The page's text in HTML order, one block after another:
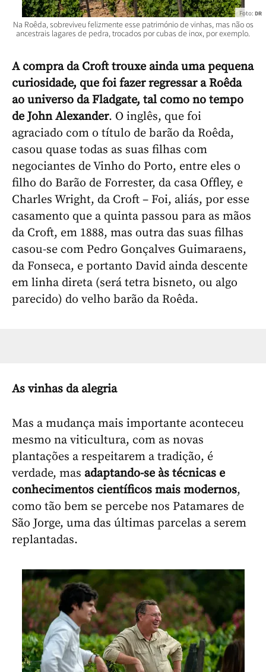
Na Roêda, sobreviveu felizmente esse património de vinhas, mas não os
ancestrais lagares de pedra, trocados por cubas de inox, por exemplo.
Foto: DR
A compra da Croft trouxe ainda uma pequena
curiosidade, que foi fazer regressar a Roêda
ao universo da Fladgate, tal como no tempo
de John Alexander. O inglês, que foi
agraciado com o título de barão da Roêda,
casou quase todas as suas filhas com
negociantes de Vinho do Porto, entre eles o
filho do Barão de Forrester, da casa Offley, e
Charles Wright, da Croft – Foi, aliás, por esse
casamento que a quinta passou para as mãos
da Croft, em 1888, mas outra das suas filhas
casou-se com Pedro Gonçalves Guimaraens,
da Fonseca, e portanto David ainda descente
em linha direta (será tetra bisneto, ou algo
parecido) do velho barão da Roêda.
As vinhas da alegria
Mas a mudança mais importante aconteceu
mesmo na viticultura, com as novas
plantações a respeitarem a tradição, é
verdade, mas adaptando-se às técnicas e
conhecimentos científicos mais modernos,
como tão bem se percebe nos Patamares de
São Jorge, uma das últimas parcelas a serem
replantadas.